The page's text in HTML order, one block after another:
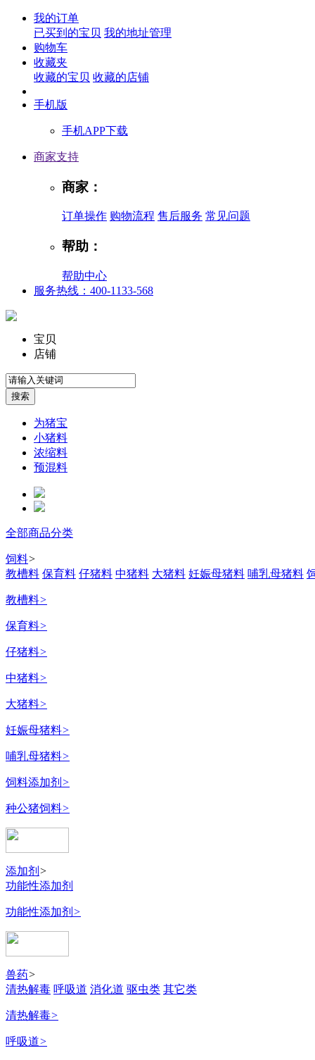
我的订单
已买到的宝贝 我的地址管理
购物车
收藏夹
收藏的宝贝 收藏的店铺
手机版
手机APP下载
商家支持
商家：
订单操作 购物流程 售后服务 常见问题
帮助：
帮助中心
服务热线：400-1133-568
宝贝
店铺
为猪宝
小猪料
浓缩料
预混料
全部商品分类
饲料>
教槽料 保育料 仔猪料 中猪料 大猪料 妊娠母猪料 哺乳母猪料
教槽料>
保育料>
仔猪料>
中猪料>
大猪料>
妊娠母猪料>
哺乳母猪料>
饲料添加剂 >
种公猪饲料>
添加剂 >
功能性添加剂
功能性添加剂 >
兽药>
清热解毒 呼吸道 消化道 驱虫类 其它类
清热解毒>
呼吸道>